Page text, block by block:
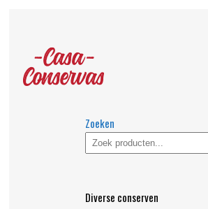
Zoeken
Diverse conserven